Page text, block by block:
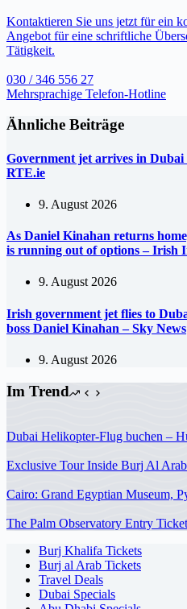
Kontaktieren Sie uns jetzt für ein
Angebot für eine schriftliche
Tätigkeit.
030 / 346 556 27
Mehrsprachige Telefon-Hotline
Ähnliche Beiträge
Government jet arrives in
RTE.ie
9. August 2026
As Daniel Kinahan returns
is running out of options – Irish
9. August 2026
Irish government jet flies to
boss Daniel Kinahan – Sky News
9. August 2026
Im Trend
Dubai Helikopter-Flug buchen –
Exclusive Tour Inside Burj Al
Cairo: Grand Egyptian Museum,
The Palm Observatory Entry Ticket
Burj Khalifa Tickets
Burj al Arab Tickets
Travel Deals
Dubai Specials